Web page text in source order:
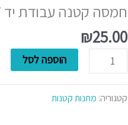
חמסה קטנה עבודת יד 7 ס"מ
₪25.00
קטנה
עבודת
יד
ס"מ
הוספה לסל
קטגוריה: מתנות קטנות